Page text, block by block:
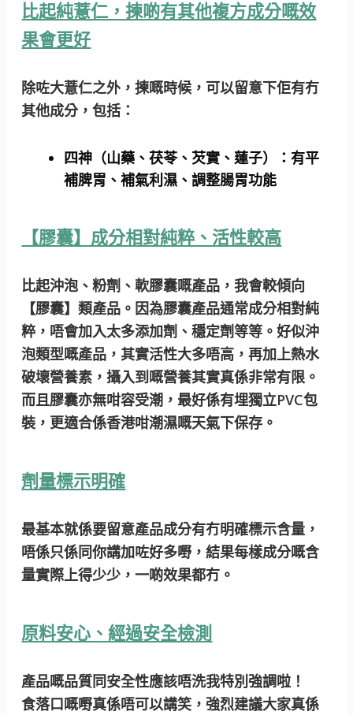
比起純薏仁，揀啲有其他複方成分嘅效
果會更好
除咗大薏仁之外，揀嘅時候，可以留意下佢有冇
其他成分，包括：
四神（山藥、茯苓、芡實、蓮子）
：有平
補脾胃、補氣利濕、調整腸胃功能
【膠囊】成分相對純粹、活性較高
比起沖泡、粉劑、軟膠囊嘅產品，我會較傾向
【膠囊】類產品。因為膠囊產品通常成分相對純
粹，唔會加入太多添加劑、穩定劑等等。好似沖
泡類型嘅產品，其實活性大多唔高，再加上熱水
破壞營養素，攝入到嘅營養其實真係非常有限。
而且膠囊亦無咁容受潮，最好係有埋獨立PVC包
裝，更適合係香港咁潮濕嘅天氣下保存。
劑量標示明確
最基本就係要留意產品成分有冇明確標示含量，
唔係只係同你講加咗好多嘢，結果每樣成分嘅含
量實際上得少少，一啲效果都冇。
原料安心、經過安全檢測
產品嘅品質同安全性應該唔洗我特別強調啦！
食落口嘅嘢真係唔可以講笑，強烈建議大家真係